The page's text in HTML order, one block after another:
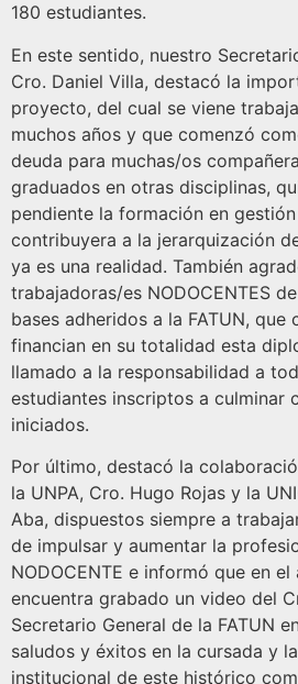
180 estudiantes.
En este sentido, nuestro
Cro. Daniel Villa, destacó la
proyecto, del cual se viene
muchos años y que comenzó
deuda para muchas/os
graduados en otras disciplinas,
pendiente la formación en
contribuyera a la jerarquización
ya es una realidad. También
trabajadoras/es NODOCENTES
bases adheridos a la FATUN, que
financian en su totalidad esta
llamado a la responsabilidad a
estudiantes inscriptos a culminar
iniciados.
Por último, destacó la
la UNPA, Cro. Hugo Rojas y la
Aba, dispuestos siempre a
de impulsar y aumentar la
NODOCENTE e informó que en el
encuentra grabado un video del
Secretario General de la FATUN
saludos y éxitos en la cursada y
institucional de este histórico